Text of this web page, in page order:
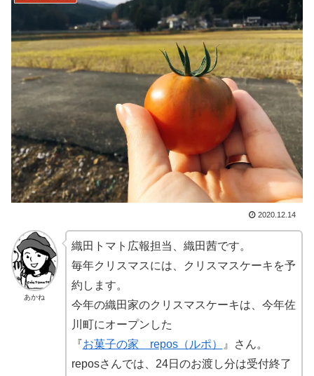
2020.12.14
あかね
織田トマト広報担当、織田茜です。
毎年クリスマスには、クリスマスケーキを予
約します。
今年の織田家のクリスマスケーキは、今年佐
川町にオープンした
『お菓子の家 repos（ルポ）
』さん。
reposさんでは、24日のお渡し分は受付終了